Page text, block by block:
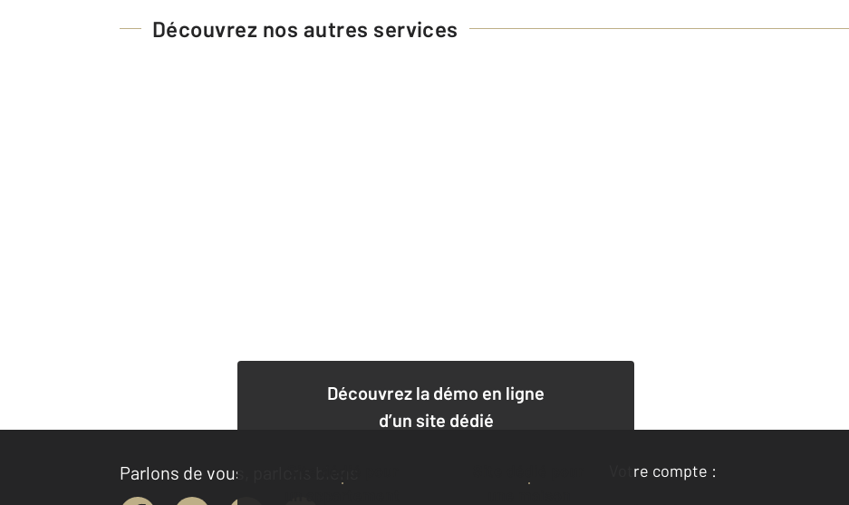
Découvrez nos autres services
Découvrez la démo en ligne
d’un site dédié
Parlons de vous, parlons biens
Votre compte :